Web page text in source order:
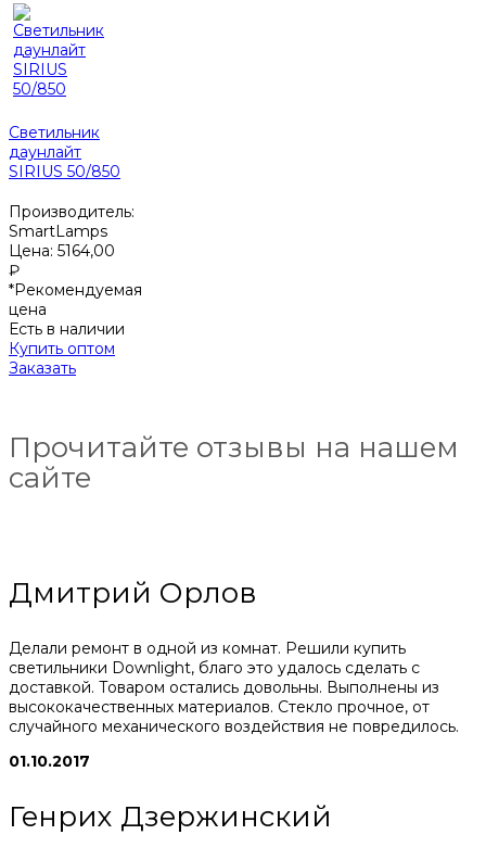
Светильник
даунлайт
SIRIUS 50/850
Производитель:
SmartLamps
Цена: 5164,00
₽
*Рекомендуемая
цена
Есть в наличии
Купить оптом
Заказать
Прочитайте отзывы на нашем
сайте
Дмитрий Орлов
Делали ремонт в одной из комнат. Решили купить
светильники Downlight, благо это удалось сделать с
доставкой. Товаром остались довольны. Выполнены из
высококачественных материалов. Стекло прочное, от
случайного механического воздействия не повредилось.
01.10.2017
Генрих Дзержинский